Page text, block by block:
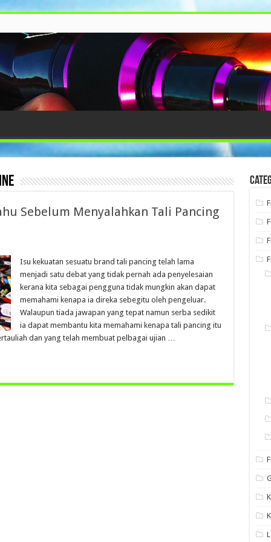
Sebelum Menyalahkan Tali Pancing
Isu kekuatan sesuatu brand tali pancing telah lama
menjadi satu debat yang tidak pernah ada penyelesaian
kerana kita sebagai pengguna tidak mungkin akan dapat
memahami kenapa ia direka sebegitu oleh pengeluar.
Walaupun tiada jawapan yang tepat namun serba sedikit
ia dapat membantu kita memahami kenapa tali pancing itu
dan yang telah membuat pelbagai ujian …